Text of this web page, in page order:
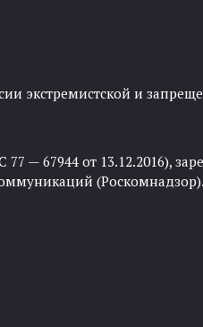
экстремистской и
— 67944 от 13.12.2016),
(Роскомнадзор).